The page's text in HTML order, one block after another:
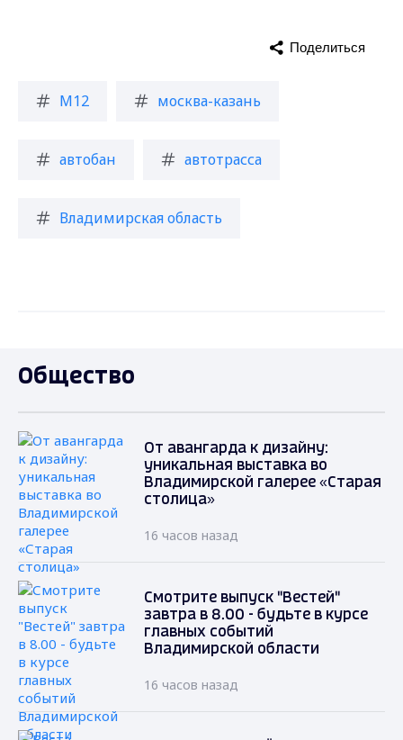
М12 москва-казань
автобан автотрасса
Владимирская область
Поделиться
Общество
От авангарда к дизайну:
уникальная выставка во
Владимирской галерее «Старая
столица»
16 часов назад
Смотрите выпуск "Вестей"
завтра в 8.00 - будьте в курсе
главных событий
Владимирской области
16 часов назад